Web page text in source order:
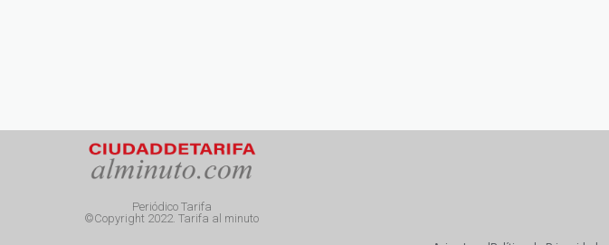
Periódico Tarifa
©Copyright 2022. Tarifa al minuto